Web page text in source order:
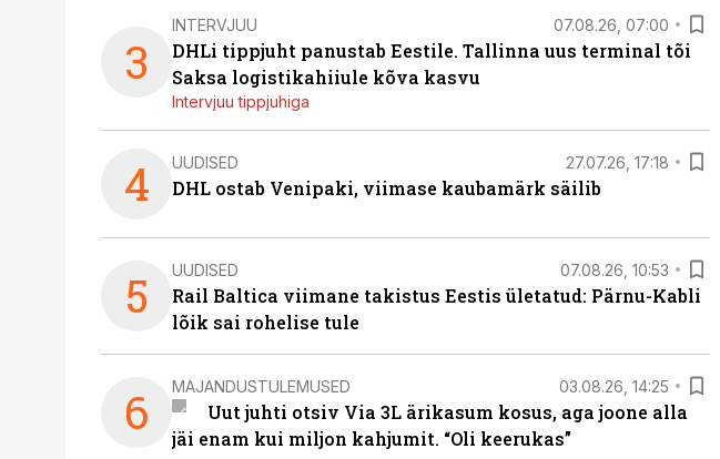
3
INTERVJUU 07.08.26, 07:00
DHLi tippjuht panustab Eestile. Tallinna uus terminal tõi
Saksa logistikahiiule kõva kasvu
Intervjuu tippjuhiga
4 UUDISED 27.07.26, 17:18
DHL ostab Venipaki, viimase kaubamärk säilib
5 UUDISED 07.08.26, 10:53
Rail Baltica viimane takistus Eestis ületatud: Pärnu-Kabli
lõik sai rohelise tule
6 MAJANDUSTULEMUSED 03.08.26, 14:25
Uut juhti otsiv Via 3L ärikasum kosus, aga joone alla
jäi enam kui miljon kahjumit. “Oli keerukas”